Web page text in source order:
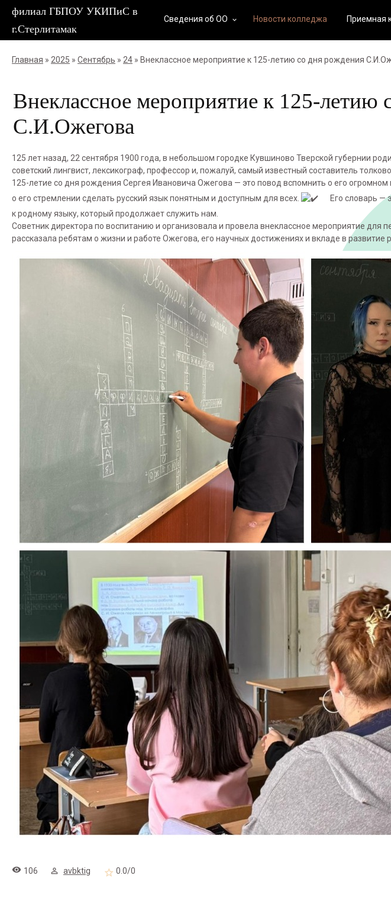
филиал ГБПОУ УКИПиС в
г.Стерлитамак
Сведения об ОО keyboard_arrow_down Новости колледжа Приемная
Главная » 2025 » Сентябрь » 24 » Внеклассное мероприятие к 125-летию со дня рождения
Внеклассное мероприятие к 125-летию
С.И.Ожегова
125 лет назад, 22 сентября 1900 года, в небольшом городке Кувшиново Тверской губернии
советский лингвист, лексикограф, профессор и, пожалуй, самый известный составитель
️125-летие со дня рождения Сергея Ивановича Ожегова — это повод вспомнить о его огромном
о его стремлении сделать русский язык понятным и доступным для всех.
Его словарь —
к родному языку, который продолжает служить нам.
Советник директора по воспитанию и организовала и провела внеклассное мероприятие для
рассказала ребятам о жизни и работе Ожегова, его научных достижениях и вкладе в развитие
106 avbktig 0.0/0